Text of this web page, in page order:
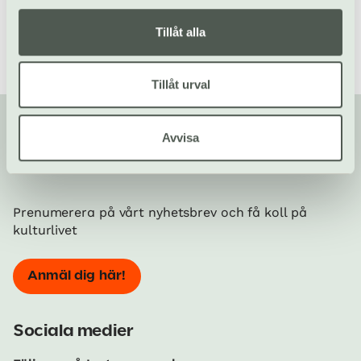
Tillåt alla
Tillåt urval
Avvisa
Din kompis med koll på kulturlivet!
Prenumerera på vårt nyhetsbrev och få koll på
kulturlivet
Anmäl dig här!
Sociala medier